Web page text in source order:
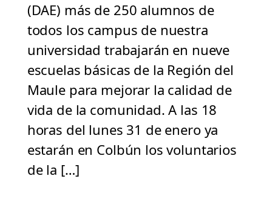
(DAE) más de 250 alumnos de
todos los campus de nuestra
universidad trabajarán en nueve
escuelas básicas de la Región del
Maule para mejorar la calidad de
vida de la comunidad. A las 18
horas del lunes 31 de enero ya
estarán en Colbún los voluntarios
de la […]